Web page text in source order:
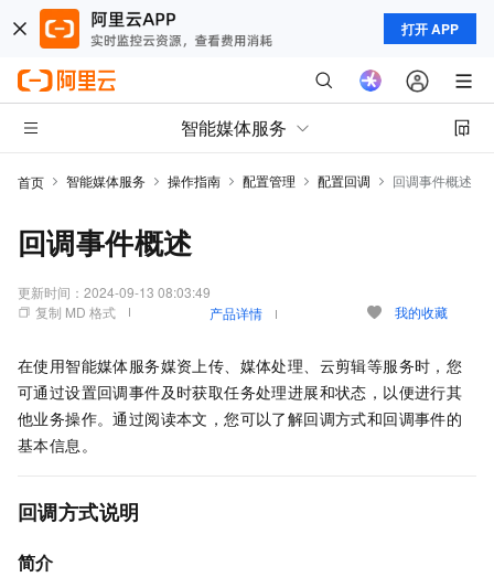
打开 APP
智能媒体服务
首页 智能媒体服务 操作指南 配置管理 配置回调 回调事件概述
回调事件概述
更新时间： 2024-09-13 08:03:49
复制 MD 格式
产品详情 我的收藏
在使用智能媒体服务媒资上传、媒体处理、云剪辑等服务时，您
可通过设置回调事件及时获取任务处理进展和状态，以便进行其
他业务操作。通过阅读本文，您可以了解回调方式和回调事件的
基本信息。
回调方式说明
简介